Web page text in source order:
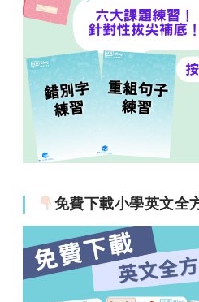
免費下載小學英文全